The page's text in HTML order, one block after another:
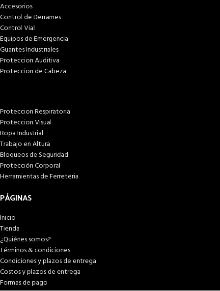
Accesorios
Control de Derrames
Control Vial
Equipos de Emergencia
Guantes Industriales
Proteccion Auditiva
Proteccion de Cabeza
Proteccion Respiratoria
Proteccion Visual
Ropa Industrial
Trabajo en Altura
Bloqueos de Seguridad
Protección Corporal
Herramientas de Ferreteria
PÁGINAS
Inicio
Tienda
¿Quiénes somos?
Términos & condiciones
Condiciones y plazos de entrega
Costos y plazos de entrega
Formas de pago